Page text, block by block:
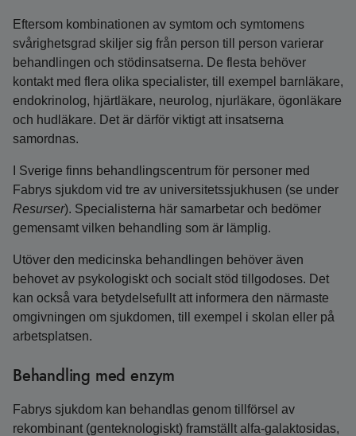
Eftersom kombinationen av symtom och symtomens
svårighetsgrad skiljer sig från person till person varierar
behandlingen och stödinsatserna. De flesta behöver
kontakt med flera olika specialister, till exempel barnläkare,
endokrinolog, hjärtläkare, neurolog, njurläkare, ögonläkare
och hudläkare. Det är därför viktigt att insatserna
samordnas.
I Sverige finns behandlingscentrum för personer med
Fabrys sjukdom vid tre av universitets­sjukhusen (se under
Resurser). Specialisterna här samarbetar och bedömer
gemensamt vilken behandling som är lämplig.
Utöver den medicinska behandlingen behöver även
behovet av psykologiskt och socialt stöd tillgodoses. Det
kan också vara betydelsefullt att informera den närmaste
omgivningen om sjukdomen, till exempel i skolan eller på
arbetsplatsen.
Behandling med enzym
Fabrys sjukdom kan behandlas genom tillförsel av
rekombinant (genteknologiskt) framställt alfa-galaktosidas,